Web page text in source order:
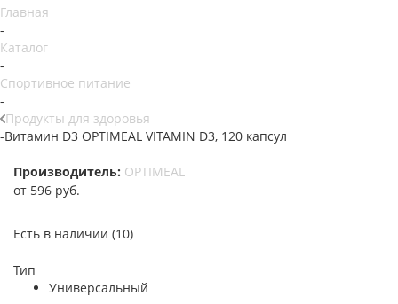
Главная
-
Каталог
-
Спортивное питание
-
Продукты для здоровья
-Витамин D3 OPTIMEAL VITAMIN D3, 120 капсул
Производитель: OPTIMEAL
от 596 руб.
Есть в наличии (10)
Тип
Универсальный